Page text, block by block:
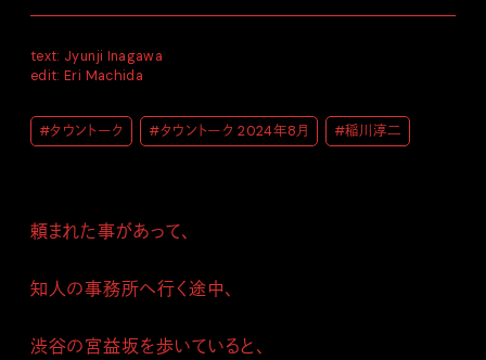
text: Jyunji Inagawa
edit: Eri Machida
#タウントーク #タウントーク 2024年8月 #稲川淳二
頼まれた事があって、
知人の事務所へ行く途中、
渋谷の宮益坂を歩いていると、